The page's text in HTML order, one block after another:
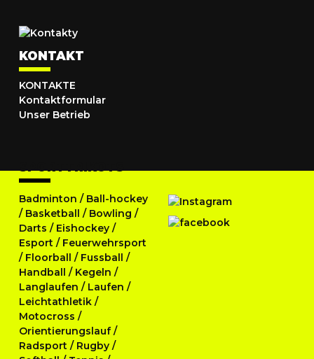
KONTAKT
KONTAKTE
Kontaktformular
Unser Betrieb
Badminton / Ball-hockey
/ Basketball / Bowling /
Darts / Eishockey /
Esport / Feuerwehrsport
/ Floorball / Fussball /
Handball / Kegeln /
Langlaufen / Laufen /
Leichtathletik /
Motocross /
Orientierungslauf/
Radsport / Rugby /